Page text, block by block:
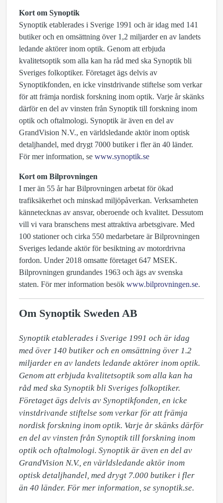
Kort om Synoptik
Synoptik etablerades i Sverige 1991 och är idag med 141
butiker och en omsättning över 1,2 miljarder en av landets
ledande aktörer inom optik. Genom att erbjuda
kvalitetsoptik som alla kan ha råd med ska Synoptik bli
Sveriges folkoptiker. Företaget ägs delvis av
Synoptikfonden, en icke vinstdrivande stiftelse som verkar
för att främja nordisk forskning inom optik. Varje år skänks
därför en del av vinsten från Synoptik till forskning inom
optik och oftalmologi. Synoptik är även en del av
GrandVision N.V., en världsledande aktör inom optisk
detaljhandel, med drygt 7000 butiker i fler än 40 länder.
För mer information, se www.synoptik.se
Kort om Bilprovningen
I mer än 55 år har Bilprovningen arbetat för ökad
trafiksäkerhet och minskad miljöpåverkan. Verksamheten
kännetecknas av ansvar, oberoende och kvalitet. Dessutom
vill vi vara branschens mest attraktiva arbetsgivare. Med
100 stationer och cirka 550 medarbetare är Bilprovningen
Sveriges ledande aktör för besiktning av motordrivna
fordon. Under 2018 omsatte företaget 647 MSEK.
Bilprovningen grundandes 1963 och ägs av svenska
staten. För mer information besök www.bilprovningen.se.
Om Synoptik Sweden AB
Synoptik etablerades i Sverige 1991 och är idag
med över 140 butiker och en omsättning över 1.2
miljarder en av landets ledande aktörer inom optik.
Genom att erbjuda kvalitetsoptik som alla kan ha
råd med ska Synoptik bli Sveriges folkoptiker.
Företaget ägs delvis av Synoptikfonden, en icke
vinstdrivande stiftelse som verkar för att främja
nordisk forskning inom optik. Varje år skänks därför
en del av vinsten från Synoptik till forskning inom
optik och oftalmologi. Synoptik är även en del av
GrandVision N.V., en världsledande aktör inom
optisk detaljhandel, med drygt 7.000 butiker i fler
än 40 länder. För mer information, se synoptik.se.